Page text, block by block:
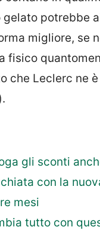
gelato potrebbe
migliore, se
fisico
che Leclerc ne
gli sconti
con la
mesi
tutto con